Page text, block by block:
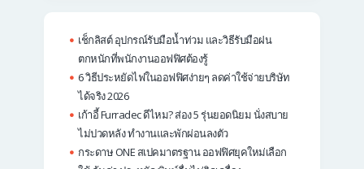
เช็กลิสต์ อุปกรณ์รับมือน้ำท่วม และวิธีรับมือฝน
ตกหนักที่พนักงานออฟฟิศต้องรู้
6 วิธีประหยัดไฟในออฟฟิศง่ายๆ ลดค่าใช้จ่ายบริษัท
ได้จริง 2026
เก้าอี้ Furradec ดีไหม? ส่อง 5 รุ่นยอดนิยม นั่งสบาย
ไม่ปวดหลัง ทำงานและพักผ่อนลงตัว
กระดาษ ONE สเปคมาตรฐาน ออฟฟิศยุคใหม่เลือก